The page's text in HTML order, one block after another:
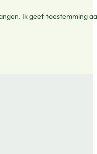
Ik geef toestemming